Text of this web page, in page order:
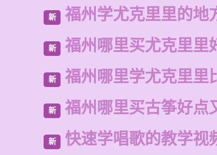
新 福州学尤克里里的地
新 福州哪里买尤克里里
新 福州哪里学尤克里里
新 福州哪里买古筝好点
新 快速学唱歌的教学视